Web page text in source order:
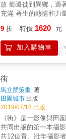
故 鄉遷徙到異鄉，過
充滿 著生的熱情和力
都有失根離 土的時候
質上改善了， 有家、
心，卻找不到故 鄉。
贖，現在，我知道那
心，是外在的音樂等
當頭棒喝，我醒了!我
動了我的八尺門，和
&mdash;&mdash;阮
9 折 特價 1620 元
加入購物車
街
馬立群策畫 著
田園城市 出版
2019/07/18 出版
《街》是一影像與田
共同出版的第一本攝
共12位青、壯年攝影